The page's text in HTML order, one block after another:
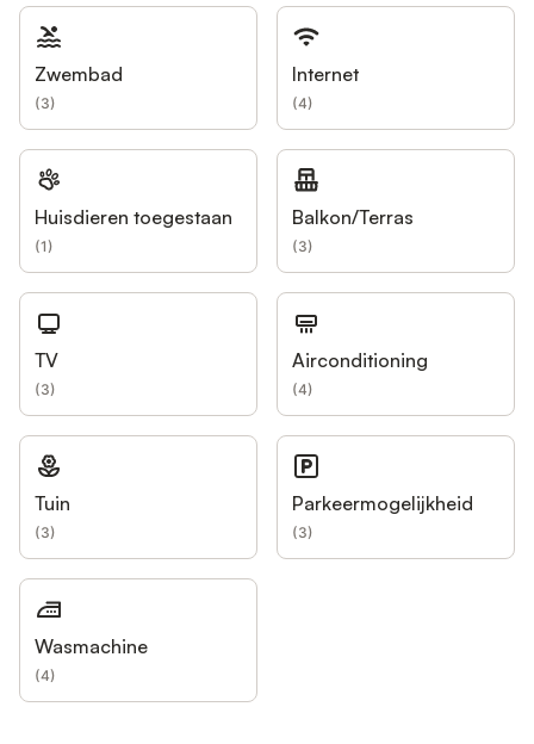
Zwembad
(3)
Internet
(4)
Huisdieren toegestaan
(1)
Balkon/Terras
(3)
TV
(3)
Airconditioning
(4)
Tuin
(3)
Parkeermogelijkheid
(3)
Wasmachine
(4)